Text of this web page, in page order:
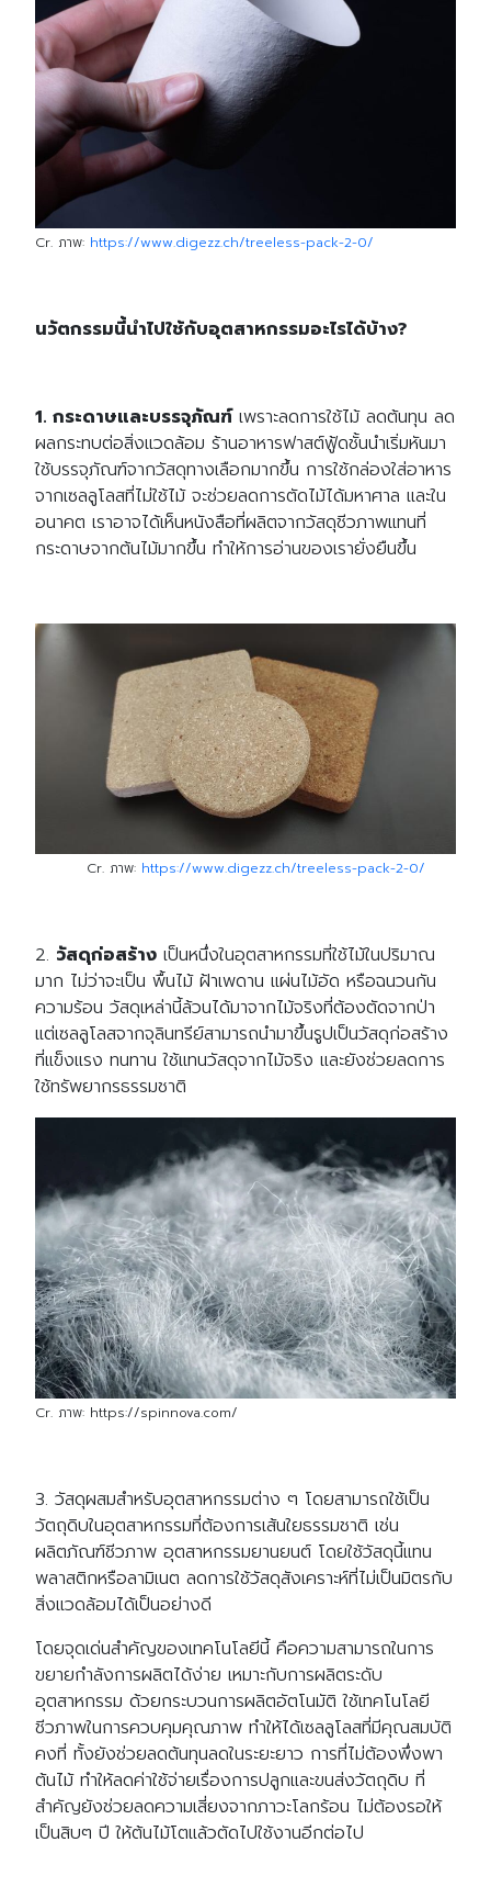
Cr. ภาพ: https://www.digezz.ch/treeless-pack-2-0/
นวัตกรรมนี้นำไปใช้กับอุตสาหกรรมอะไรได้บ้าง?
1. กระดาษและบรรจุภัณฑ์เพราะลดการใช้ไม้ ลดต้นทุน ลด
ผลกระทบต่อสิ่งแวดล้อม ร้านอาหารฟาสต์ฟู้ดชั้นนำเริ่มหันมา
ใช้บรรจุภัณฑ์จากวัสดุทางเลือกมากขึ้น การใช้กล่องใส่อาหาร
จากเซลลูโลสที่ไม่ใช้ไม้ จะช่วยลดการตัดไม้ได้มหาศาล และใน
อนาคต เราอาจได้เห็นหนังสือที่ผลิตจากวัสดุชีวภาพแทนที่
กระดาษจากต้นไม้มากขึ้น ทำให้การอ่านของเรายั่งยืนขึ้น
Cr. ภาพ: https://www.digezz.ch/treeless-pack-2-0/
2. วัสดุก่อสร้าง เป็นหนึ่งในอุตสาหกรรมที่ใช้ไม้ในปริมาณ
มาก ไม่ว่าจะเป็น พื้นไม้ ฝ้าเพดาน แผ่นไม้อัด หรือฉนวนกัน
ความร้อน วัสดุเหล่านี้ล้วนได้มาจากไม้จริงที่ต้องตัดจากป่า
แต่เซลลูโลสจากจุลินทรีย์สามารถนำมาขึ้นรูปเป็นวัสดุก่อสร้าง
ที่แข็งแรง ทนทาน ใช้แทนวัสดุจากไม้จริง และยังช่วยลดการ
ใช้ทรัพยากรธรรมชาติ
Cr. ภาพ: https://spinnova.com/
3. วัสดุผสมสำหรับอุตสาหกรรมต่าง ๆ โดยสามารถใช้เป็น
วัตถุดิบในอุตสาหกรรมที่ต้องการเส้นใยธรรมชาติ เช่น
ผลิตภัณฑ์ชีวภาพ อุตสาหกรรมยานยนต์ โดยใช้วัสดุนี้แทน
พลาสติกหรือลามิเนต ลดการใช้วัสดุสังเคราะห์ที่ไม่เป็นมิตรกับ
สิ่งแวดล้อมได้เป็นอย่างดี
โดยจุดเด่นสำคัญของเทคโนโลยีนี้ คือความสามารถในการ
ขยายกำลังการผลิตได้ง่าย เหมาะกับการผลิตระดับ
อุตสาหกรรม ด้วยกระบวนการผลิตอัตโนมัติ ใช้เทคโนโลยี
ชีวภาพในการควบคุมคุณภาพ ทำให้ได้เซลลูโลสที่มีคุณสมบัติ
คงที่ ทั้งยังช่วยลดต้นทุนลดในระยะยาว การที่ไม่ต้องพึ่งพา
ต้นไม้ ทำให้ลดค่าใช้จ่ายเรื่องการปลูกและขนส่งวัตถุดิบ ที่
สำคัญยังช่วยลดความเสี่ยงจากภาวะโลกร้อน ไม่ต้องรอให้
เป็นสิบๆ ปี ให้ต้นไม้โตแล้วตัดไปใช้งานอีกต่อไป